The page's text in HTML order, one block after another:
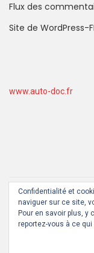
Flux des
Site de WordPress-
Confidentialité et
naviguer sur ce site,
Pour en savoir plus,
reportez-vous à ce qui
www.auto-doc.fr
JEUX VIDEO PAS